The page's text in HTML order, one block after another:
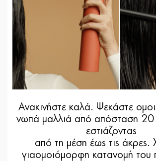
Ανακινήστε καλά. Ψεκάστε
νωπά μαλλιά από απόσταση 20
εστιάζοντας
από τη μέση έως τις άκρες.
γιαομοιόμορφη κατανομή του